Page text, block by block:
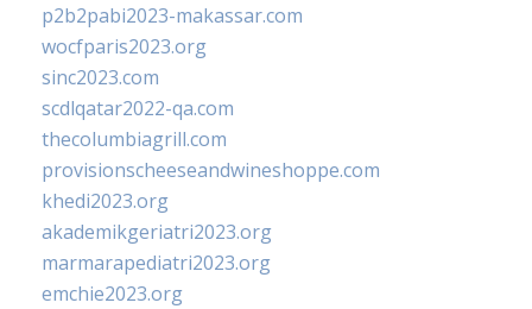
p2b2pabi2023-makassar.com
wocfparis2023.org
sinc2023.com
scdlqatar2022-qa.com
thecolumbiagrill.com
provisionscheeseandwineshoppe.com
khedi2023.org
akademikgeriatri2023.org
marmarapediatri2023.org
emchie2023.org